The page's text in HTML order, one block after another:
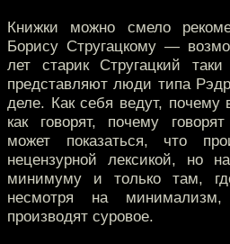
Книжки можно смело
Борису Стругацкому —
лет старик Стругацкий
представляют люди типа
деле. Как себя ведут, почему
как говорят, почему
может показаться, что
нецензурной лексикой, но
минимуму и только там,
несмотря на минимализм,
производят суровое.